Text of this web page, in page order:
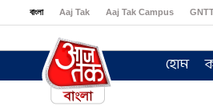
বাংলা Aaj Tak Aaj Tak Campus
হোম